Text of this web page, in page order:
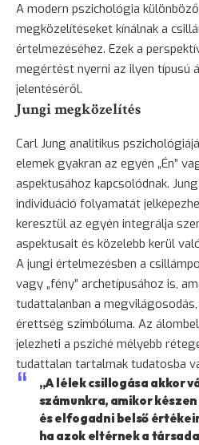
A modern pszichológia
megközelítéseket kínálnak a
értelmezéséhez. Ezek a
megértést nyerni az ilyen típusú
jelentéséről.
Jungi megközelítés
Carl Jung analitikus
elemek gyakran az egyén „Én”
aspektusához kapcsolódnak.
individuáció folyamatát
keresztül az egyén integrálja
aspektusait és közelebb kerül
A jungi értelmezésben a
vagy „fény” archetípusához is,
tudattalanban a megvilágosodás,
érettség szimbóluma. Az
jelezheti a psziché mélyebb
tudattalan tartalmak tudatosba
„A lélek csillogása akkor
számunkra, amikor
és elfogadni belső
ha azok eltérnek a